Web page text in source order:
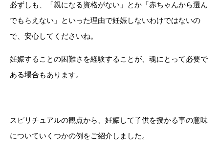
必ずしも、「親になる資格がない」とか「赤ちゃんから選ん
でもらえない」といった理由で妊娠しないわけではないの
で、安心してくださいね。
妊娠することの困難さを経験することが、魂にとって必要で
ある場合もあります。
スピリチュアルの観点から、妊娠して子供を授かる事の意味
についていくつかの例をご紹介しました。